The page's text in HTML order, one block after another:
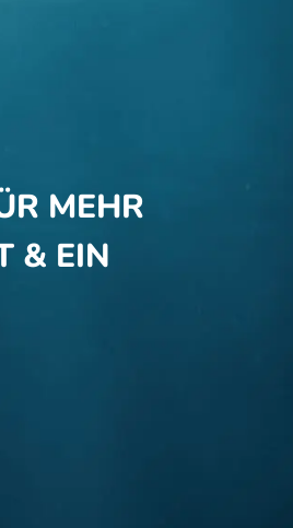
MEHR
& EIN